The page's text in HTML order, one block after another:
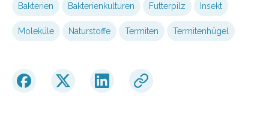
Bakterien Bakterienkulturen Futterpilz Insekt
Moleküle Naturstoffe Termiten Termitenhügel